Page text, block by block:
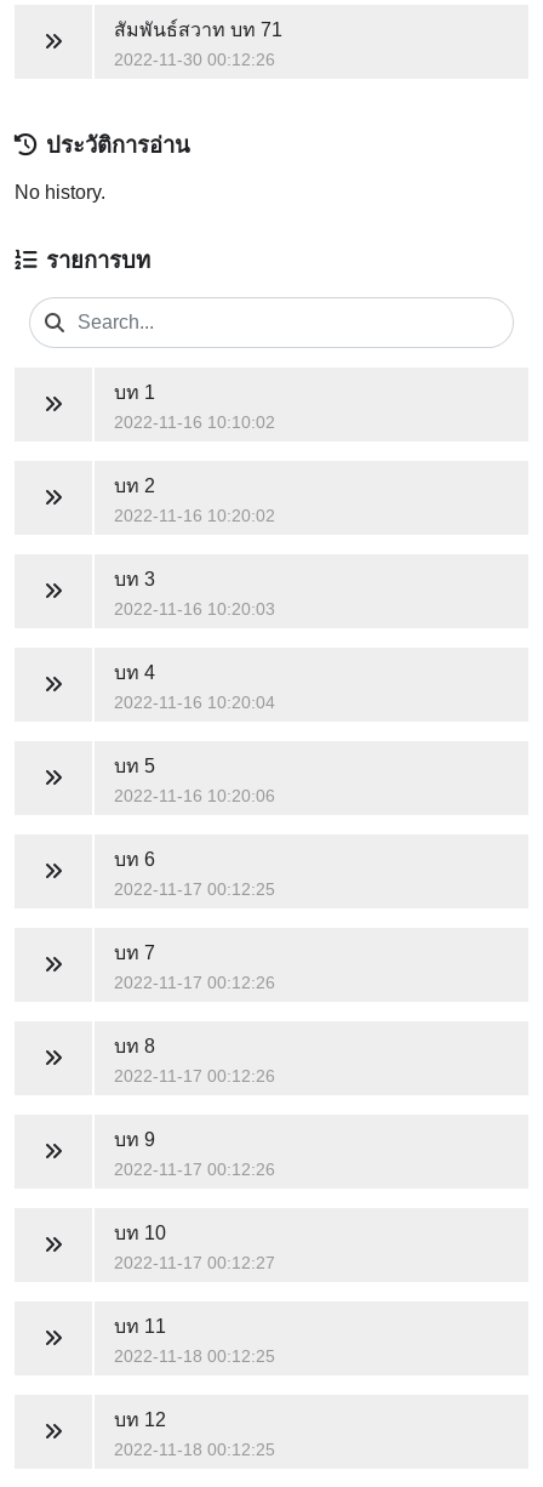
สัมพันธ์สวาท บท 71
2022-11-30 00:12:26
ประวัติการอ่าน
No history.
รายการบท
บท 1
2022-11-16 10:10:02
บท 2
2022-11-16 10:20:02
บท 3
2022-11-16 10:20:03
บท 4
2022-11-16 10:20:04
บท 5
2022-11-16 10:20:06
บท 6
2022-11-17 00:12:25
บท 7
2022-11-17 00:12:26
บท 8
2022-11-17 00:12:26
บท 9
2022-11-17 00:12:26
บท 10
2022-11-17 00:12:27
บท 11
2022-11-18 00:12:25
บท 12
2022-11-18 00:12:25